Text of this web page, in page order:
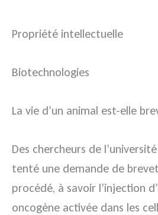
Propriété intellectuelle
Biotechnologies
La vie d’un animal est-elle
Des chercheurs de
tenté une demande de
procédé, à savoir l’injection
oncogène activée dans les